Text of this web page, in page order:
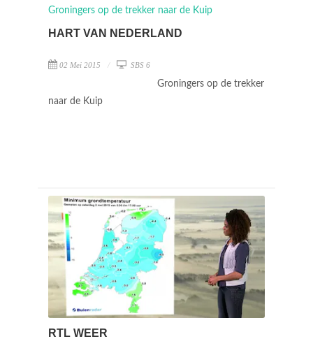
HART VAN NEDERLAND
02 Mei 2015 SBS 6
Groningers op de trekker
naar de Kuip
RTL WEER